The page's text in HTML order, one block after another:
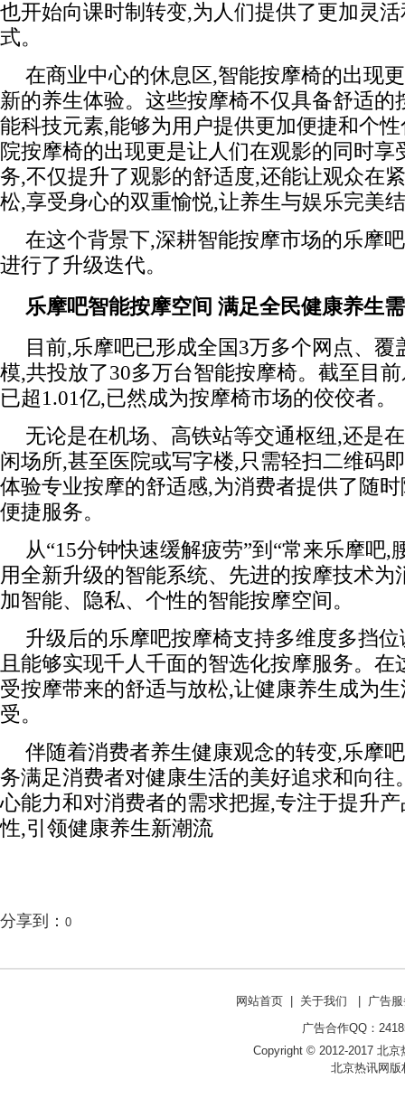
也开始向课时制转变,为人们提供了更加灵
式。
在商业中心的休息区,智能按摩椅的出现
新的养生体验。这些按摩椅不仅具备舒适的
能科技元素,能够为用户提供更加便捷和个
院按摩椅的出现更是让人们在观影的同时享
务,不仅提升了观影的舒适度,还能让观众在
松,享受身心的双重愉悦,让养生与娱乐完美
在这个背景下,深耕智能按摩市场的乐摩
进行了升级迭代。
乐摩吧智能按摩空间 满足全民健康养生
目前,乐摩吧已形成全国3万多个网点、覆
模,共投放了30多万台智能按摩椅。截至目
已超1.01亿,已然成为按摩椅市场的佼佼者。
无论是在机场、高铁站等交通枢纽,还是
闲场所,甚至医院或写字楼,只需轻扫二维码
体验专业按摩的舒适感,为消费者提供了随
便捷服务。
从“15分钟快速缓解疲劳”到“常来乐摩吧,
用全新升级的智能系统、先进的按摩技术为
加智能、隐私、个性的智能按摩空间。
升级后的乐摩吧按摩椅支持多维度多挡
且能够实现千人千面的智选化按摩服务。在
受按摩带来的舒适与放松,让健康养生成为
受。
伴随着消费者养生健康观念的转变,乐摩
务满足消费者对健康生活的美好追求和向往
心能力和对消费者的需求把握,专注于提升
性,引领健康养生新潮流
分享到： 0
网站首页 关于我们
广告
广告合作QQ：
Copyright © 2012-2017 北
北京热讯网